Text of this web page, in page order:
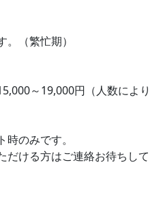
（繁忙期）
～19,000円（人数により
時のみです。
だける方はご連絡お待ちして